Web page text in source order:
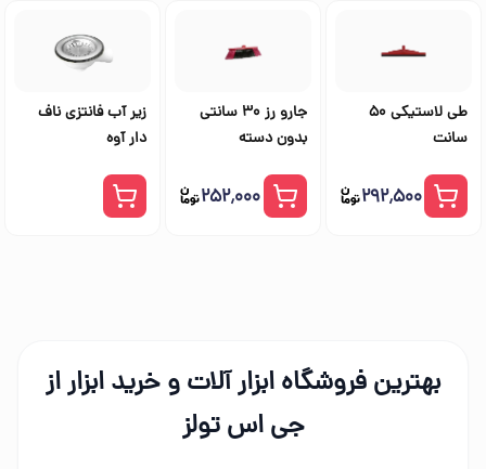
طی لاستیکی 50
سانت
۲۹۲٬۵۰۰
جارو رز 30 سانتی
بدون دسته
۲۵۲٬۰۰۰
زیر آب فانتزی ناف
دار آوه
بهترین فروشگاه ابزار آلات و خرید ابزار از
جی اس تولز